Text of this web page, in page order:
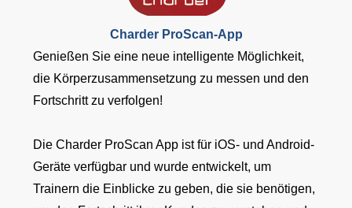
Charder ProScan-App
Genießen Sie eine neue intelligente Möglichkeit,
die Körperzusammensetzung zu messen und den
Fortschritt zu verfolgen!
Die Charder ProScan App ist für iOS- und Android-
Geräte verfügbar und wurde entwickelt, um
Trainern die Einblicke zu geben, die sie benötigen,